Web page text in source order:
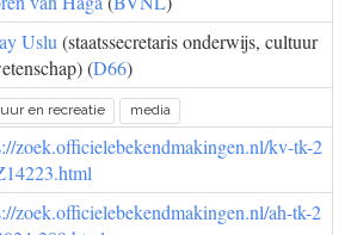
Uslu (staatssecretaris onderwijs, cultuur
(D66)
en recreatie media
zoek.officielebekendmakingen.nl/kv-tk-2
zoek.officielebekendmakingen.nl/ah-tk-2